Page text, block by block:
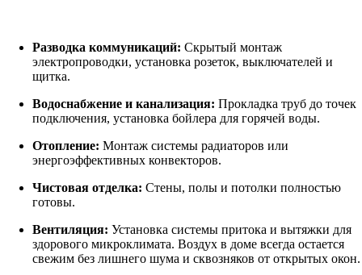
Разводка коммуникаций: Скрытый монтаж
электропроводки, установка розеток, выключателей и
щитка.
Водоснабжение и канализация: Прокладка труб до точек
подключения, установка бойлера для горячей воды.
Отопление: Монтаж системы радиаторов или
энергоэффективных конвекторов.
Чистовая отделка: Стены, полы и потолки полностью
готовы.
Вентиляция: Установка системы притока и вытяжки для
здорового микроклимата. Воздух в доме всегда остается
свежим без лишнего шума и сквозняков от открытых окон.